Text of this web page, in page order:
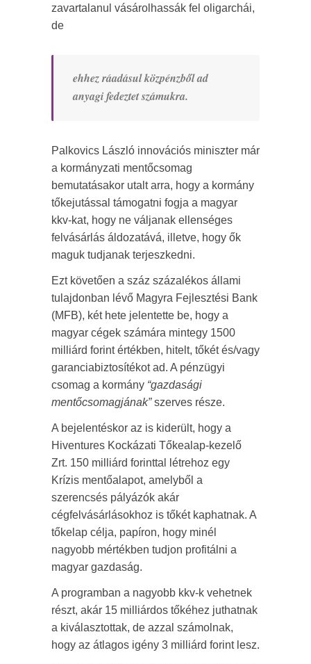
zavartalanul vásárolhassák fel oligarchái,
de
ehhez ráadásul közpénzből ad
anyagi fedeztet számukra.
Palkovics László innovációs miniszter már
a kormányzati mentőcsomag
bemutatásakor utalt arra, hogy a kormány
tőkejutással támogatni fogja a magyar
kkv-kat, hogy ne váljanak ellenséges
felvásárlás áldozatává, illetve, hogy ők
maguk tudjanak terjeszkedni.
Ezt követően a száz százalékos állami
tulajdonban lévő Magyra Fejlesztési Bank
(MFB), két hete jelentette be, hogy a
magyar cégek számára mintegy 1500
milliárd forint értékben, hitelt, tőkét és/vagy
garanciabiztosítékot ad. A pénzügyi
csomag a kormány “gazdasági
mentőcsomagjának”szerves része.
A bejelentéskor az is kiderült, hogy a
Hiventures Kockázati Tőkealap-kezelő
Zrt. 150 milliárd forinttal létrehoz egy
Krízis mentőalapot, amelyből a
szerencsés pályázók akár
cégfelvásárlásokhoz is tőkét kaphatnak. A
tőkelap célja, papíron, hogy minél
nagyobb mértékben tudjon profitálni a
magyar gazdaság.
A programban a nagyobb kkv-k vehetnek
részt, akár 15 milliárdos tőkéhez juthatnak
a kiválasztottak, de azzal számolnak,
hogy az átlagos igény 3 milliárd forint lesz.